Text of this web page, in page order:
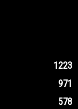
1223
971
578